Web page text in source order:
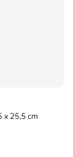
x 25,5 cm